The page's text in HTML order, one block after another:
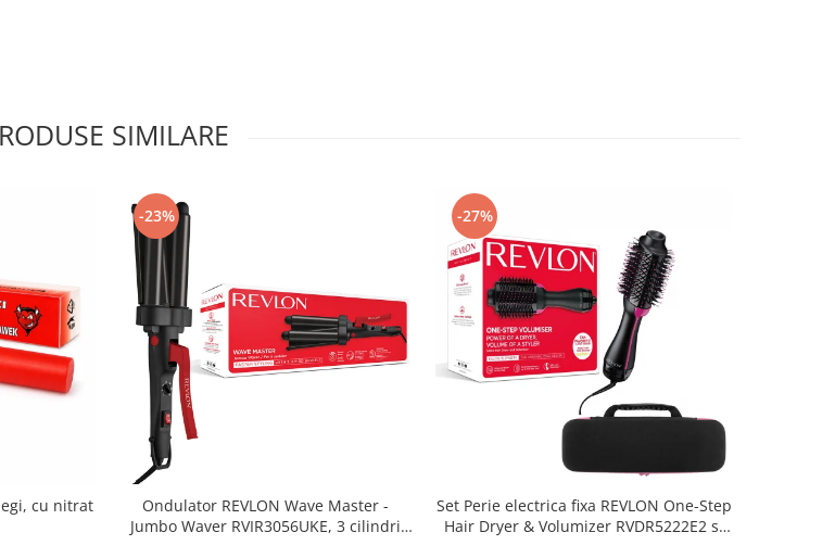
SIMILARE
cu nitrat
-23%
Ondulator REVLON Wave Master -
Jumbo Waver RVIR3056UKE, 3 cilindri
-27%
Set Perie electrica fixa REVLON One-Step
Hair Dryer & Volumizer RVDR5222E2 si